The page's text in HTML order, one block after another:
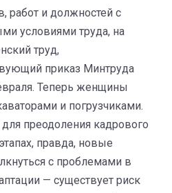
работ и должностей с
условиями труда, на
труд,
приказ Минтруда
Теперь женщины
и погрузчиками.
преодоления кадрового
правда, новые
с проблемами в
— существует риск